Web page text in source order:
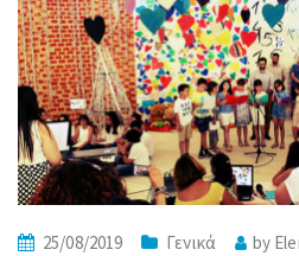
25/08/2019 Γενικά by